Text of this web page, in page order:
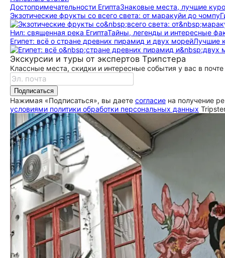
До­сто­при­ме­ча­тель­но­сти ЕгиптаЗнаковые места, лучшие
Экзотические фрукты со всего света: от маракуйи до чомпу
Нил: священная река ЕгиптаТайны, легенды и интересные
Египет: всё о стране древних пирамид и двух морейЛучшие
Экскурсии и туры от экспертов Трипстера
Классные места, скидки и интересные события у вас в почте
Подписаться
Нажимая «Подписаться», вы даете согласие на получение
условиями политики обработки персональных данных